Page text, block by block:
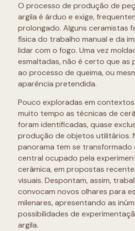
O processo de produção de
argila é árduo e exige,
prolongado. Alguns ceramistas
física do trabalho manual e da
lidar com o fogo. Uma vez
esmaltadas, não é certo que as
ao processo de queima, ou
aparência pretendida.
Pouco exploradas em
muito tempo as técnicas de
foram identificadas, quase
produção de objetos utilitários.
panorama tem se transformado
central ocupado pela
cerâmica, em propostas
visuais. Despontam, assim,
convocam novos olhares para
milenares, apresentando as
possibilidades de
argila.